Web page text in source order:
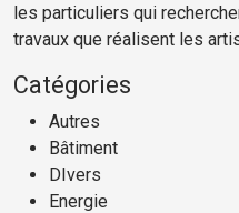
les particuliers qui
travaux que réalisent les
Catégories
Autres
Bâtiment
DIvers
Energie